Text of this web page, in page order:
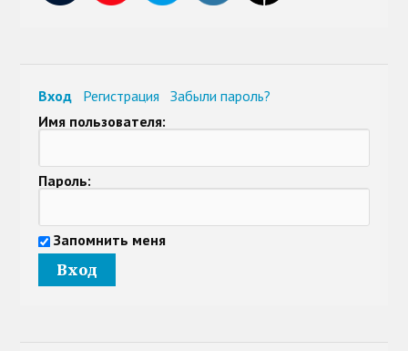
Вход Регистрация
Забыли пароль?
Имя пользователя:
Пароль:
Запомнить меня